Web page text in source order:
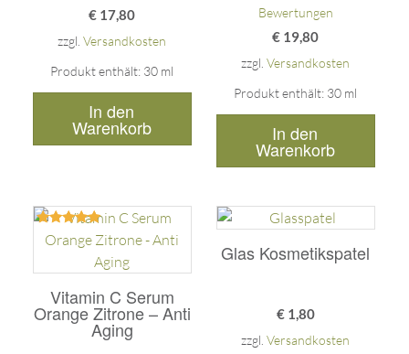
€ 17,80
zzgl.Versandkosten
Produkt enthält: 30 ml
In den
Warenkorb
Bewertungen
€ 19,80
zzgl.Versandkosten
Produkt enthält: 30 ml
In den
Warenkorb
Vitamin C Serum
Orange Zitrone – Anti
Aging
Bewertet
mit
von 5
Glas Kosmetikspatel
€1,80
zzgl.Versandkosten